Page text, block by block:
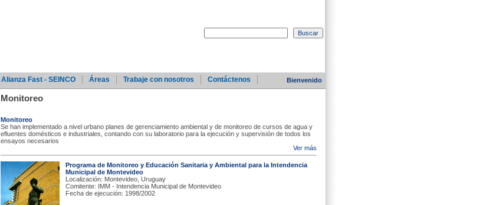
Alianza Fast - SEINCO Áreas Trabaje con nosotros Contáctenos Bienvenido
Monitoreo
Monitoreo
Se han implementado a nivel urbano planes de gerenciamiento ambiental y de monitoreo de cursos de agua y
efluentes domésticos e industriales, contando con su laboratorio para la ejecución y supervisión de todos los
ensayos necesarios
Ver más
Programa de Monitoreo y Educación Sanitaria y Ambiental para la Intendencia
Municipal de Montevideo
Localización: Montevideo, Uruguay
Comitente: IMM - Intendencia Municipal de Montevideo
Fecha de ejecución: 1998/2002